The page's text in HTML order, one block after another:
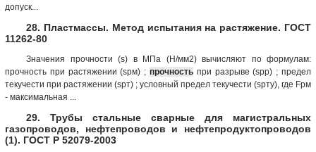
допуск...
28. Пластмассы. Метод испытания на растяжение. ГОСТ
11262-80
Значения прочности (s) в МПа (Н/мм2) вычисляют по формулам:
прочность при растяжении (sрм) ; прочность при разрыве (sрр) ; предел
текучести при растяжении (sрт) ; условный предел текучести (sрту), где Fрм
- максимальная ...
29. Трубы стальные сварные для магистральных
газопроводов, нефтепроводов и нефтепродуктопроводов
(1). ГОСТ Р 52079-2003